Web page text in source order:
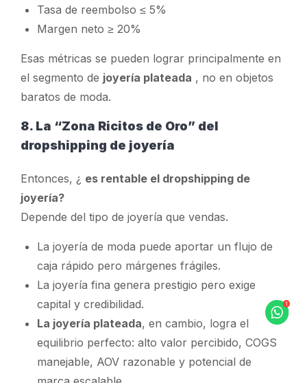
Tasa de reembolso ≤ 5%
Margen neto ≥ 20%
Esas métricas se pueden lograr principalmente en
el segmento de joyería plateada , no en objetos
baratos de moda.
8. La “Zona Ricitos de Oro” del
dropshipping de joyería
Entonces, ¿ es rentable el dropshipping de
joyería?
Depende del tipo de joyería que vendas.
La joyería de moda puede aportar un flujo de
caja rápido pero márgenes frágiles.
La joyería fina genera prestigio pero exige
capital y credibilidad.
La joyería plateada, en cambio, logra el
equilibrio perfecto: alto valor percibido, COGS
manejable, AOV razonable y potencial de